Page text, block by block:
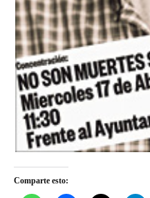
Comparte esto: